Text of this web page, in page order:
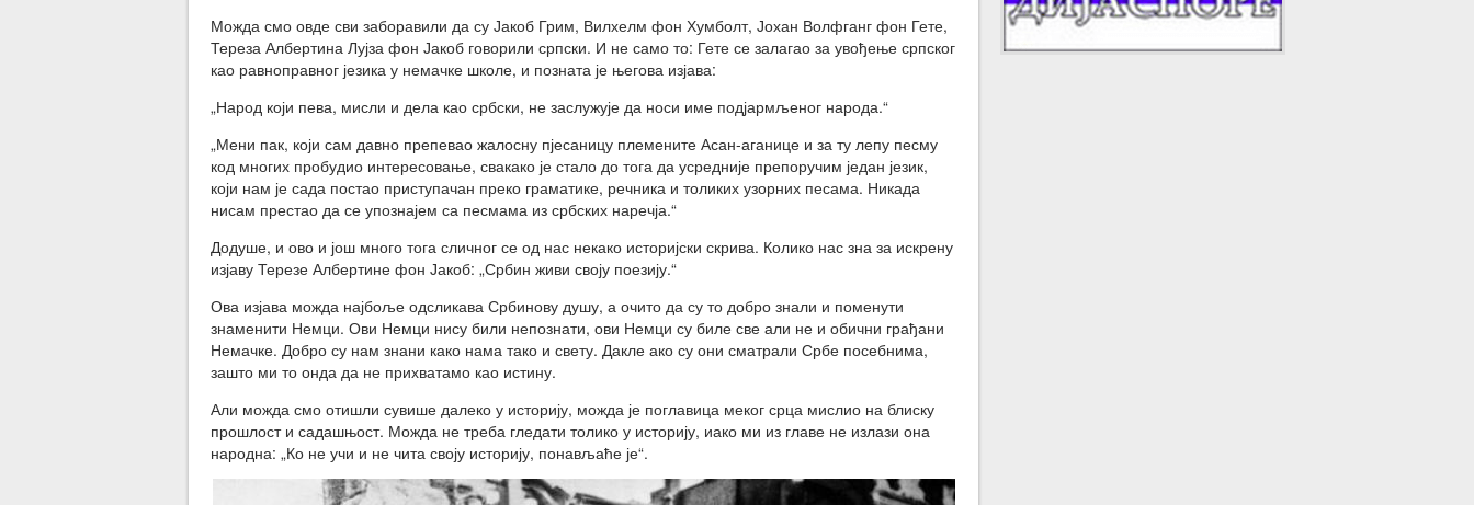
Можда смо овде сви заборавили да су Јакоб Грим, Вилхелм фон Хумболт, Јохан Волфганг фон Гете,
Тереза Албертина Лујза фон Јакоб говорили српски. И не само то: Гете се залагао за увођење српског
као равноправног језика у немачке школе, и позната је његова изјава:
„Народ који пева, мисли и дела као србски, не заслужује да носи име подјармљеног народа.“
„Мени пак, који сам давно препевао жалосну пјесаницу племените Асан-аганице и за ту лепу песму
код многих пробудио интересовање, свакако је стало до тога да усредније препоручим један језик,
који нам је сада постао приступачан преко граматике, речника и толиких узорних песама. Никада
нисам престао да се упознајем са песмама из србских наречја.“
Додуше, и ово и још много тога сличног се од нас некако историјски скрива. Колико нас зна за искрену
изјаву Терезе Албертине фон Јакоб: „Србин живи своју поезију.“
Ова изјава можда најбоље одсликава Србинову душу, а очито да су то добро знали и поменути
знаменити Немци. Ови Немци нису били непознати, ови Немци су биле све али не и обични грађани
Немачке. Добро су нам знани како нама тако и свету. Дакле ако су они сматрали Србе посебнима,
зашто ми то онда да не прихватамо као истину.
Али можда смо отишли сувише далеко у историју, можда је поглавица меког срца мислио на блиску
прошлост и садашњост. Можда не треба гледати толико у историју, иако ми из главе не излази она
народна: „Ко не учи и не чита своју историју, понављаће је“.